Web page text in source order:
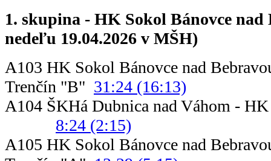
1. skupina - HK Sokol Bánovce nad
nedeľu 19.04.2026 v MŠH)
A103 HK Sokol Bánovce nad
Trenčín "B" 31:24 (16:13)
A104 ŠKHá Dubnica nad Váhom -
8:24 (2:15)
A105 HK Sokol Bánovce nad